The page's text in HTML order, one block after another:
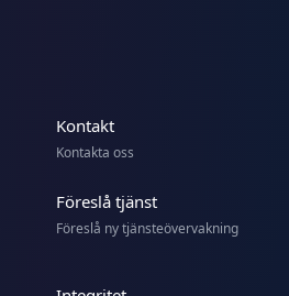
Kontakt
Kontakta oss
Föreslå tjänst
Föreslå ny tjänsteövervakning